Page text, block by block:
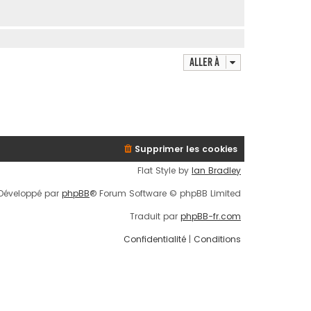
Aller à
Supprimer les cookies
Flat Style by Ian Bradley
par phpBB® Forum Software © phpBB Limited
Traduit par phpBB-fr.com
Confidentialité
Conditions